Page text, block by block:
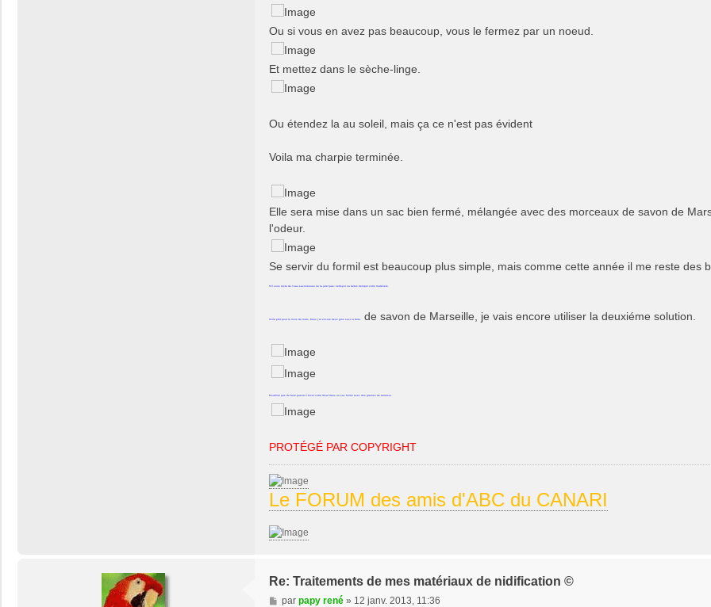
Ou si vous en avez pas beaucoup, vous le fermez par un noeud.
Et mettez dans le sèche-linge.
Ou étendez la au soleil, mais ça ce n'est pas évident
Voila ma charpie terminée.
Elle sera mise dans un sac bien fermé, mélangée avec des morceaux de savon de
l'odeur.
Se servir du formil est beaucoup plus simple, mais comme cette année il me reste des
S'il vous reste de l'eau savonneuse ne la jeter pas: nettoyer ou faites tremper votre matériels.
Voila prêt pour le mois de mars. Mais j'ai encore deux gros sacs a faire. de savon de Marseille, je vais encore utiliser la deuxiéme solution.
N'oublier pas de faire passer l'hiver votre Sisal dans un sac fermé avec des graines de tanaisie.
PROTÉGÉ PAR COPYRIGHT
Le FORUM des amis d'ABC du CANARI
Re: Traitements de mes matériaux de nidification ©
M
par papy rené» 12 janv. 2013, 11:36